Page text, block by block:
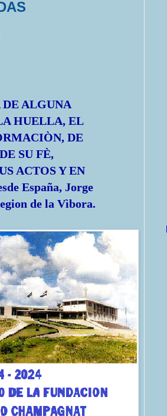
ALGUNA
HUELLA, EL
DE
SU FÈ,
ACTOS Y EN
España, Jorge
de la Vìbora.